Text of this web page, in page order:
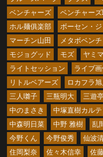
ベンチャーズ
ベンチャー
ホル麺俱楽部
ボーセン・
マーチン山田
メタボベン
モジョグッド
モズ ヤミ
ライトセッション
ライブ
リトルベアーズ
ロカフラ
三人囃子
三瓶明大 三遊
中のまさき
中塚直樹カルテ
中森明日菜
中野 雅樹 乱
今野くん
今野俊秀 仙波
住岡梨奈
佐々木信幸 佐